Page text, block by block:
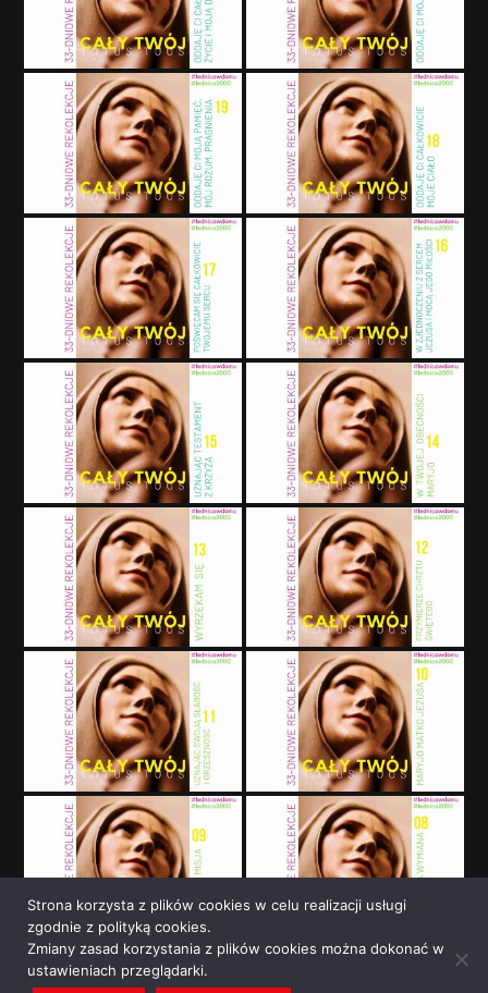
Strona korzysta z plików cookies w celu realizacji usługi
zgodnie z polityką cookies.
Zmiany zasad korzystania z plików cookies można dokonać w
ustawieniach przeglądarki.